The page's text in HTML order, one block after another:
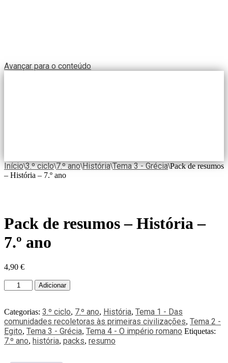
Avançar para o conteúdo
Início\3.º ciclo\7.º ano\História\Tema 3 - Grécia\Pack de resumos
– História – 7.º ano
Pack de resumos – História –
7.º ano
4,90 €
Adicionar
Categorias: 3.º ciclo, 7.º ano, História, Tema 1 - Das
comunidades recoletoras às primeiras civilizações, Tema 2 -
Egito, Tema 3 - Grécia, Tema 4 - O império romano Etiquetas:
7.º ano, história, packs, resumo